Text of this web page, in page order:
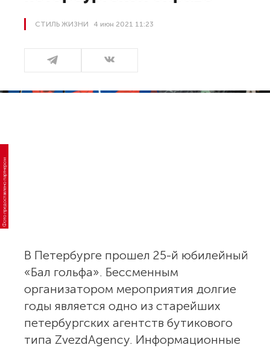
СТИЛЬ ЖИЗНИ 4 июн 2021 11:23
Фото предоставлено партнером
В Петербурге прошел 25-й юбилейный
«Бал гольфа». Бессменным
организатором мероприятия долгие
годы является одно из старейших
петербургских агентств бутикового
типа ZvezdАgency. Информационные